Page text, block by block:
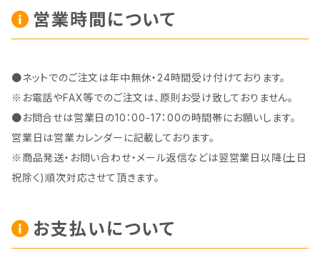
営業時間について
●ネットでのご注文は年中無休・24時間受け付けております。
※お電話やFAX等でのご注文は、原則お受け致しておりません。
●お問合せは営業日の10：00-17：00の時間帯にお願いします。
営業日は営業カレンダーに記載しております。
※商品発送・お問い合わせ・メール返信などは翌営業日以降(土日
祝除く)順次対応させて頂きます。
お支払いについて